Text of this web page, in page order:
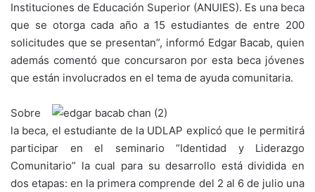
Instituciones de Educación Superior (ANUIES). Es una beca
que se otorga cada año a 15 estudiantes de entre 200
solicitudes que se presentan”, informó Edgar Bacab, quien
además comentó que concursaron por esta beca jóvenes
que están involucrados en el tema de ayuda comunitaria.
Sobre
la beca, el estudiante de la UDLAP explicó que le permitirá
participar en el seminario “Identidad y Liderazgo
Comunitario” la cual para su desarrollo está dividida en
dos etapas: en la primera comprende del 2 al 6 de julio una